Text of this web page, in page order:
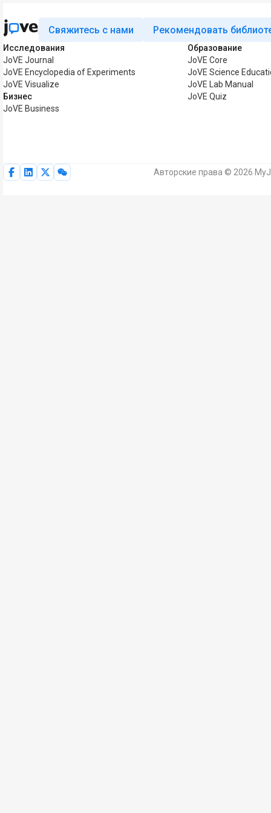
Свяжитесь с нами Рекомендовать
Исследования
JoVE Journal
JoVE Encyclopedia of Experiments
JoVE Visualize
Бизнес
JoVE Business
Образование
JoVE Core
JoVE Science
JoVE Lab Manual
JoVE Quiz
Авторские права © 2026